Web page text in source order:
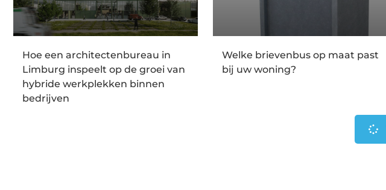
Hoe een architectenbureau in
Limburg inspeelt op de groei van
hybride werkplekken binnen
bedrijven
Welke brievenbus op maat past
bij uw woning?